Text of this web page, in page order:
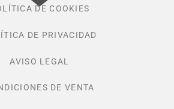
DE COOKIES
DE PRIVACIDAD
AVISO LEGAL
DE VENTA